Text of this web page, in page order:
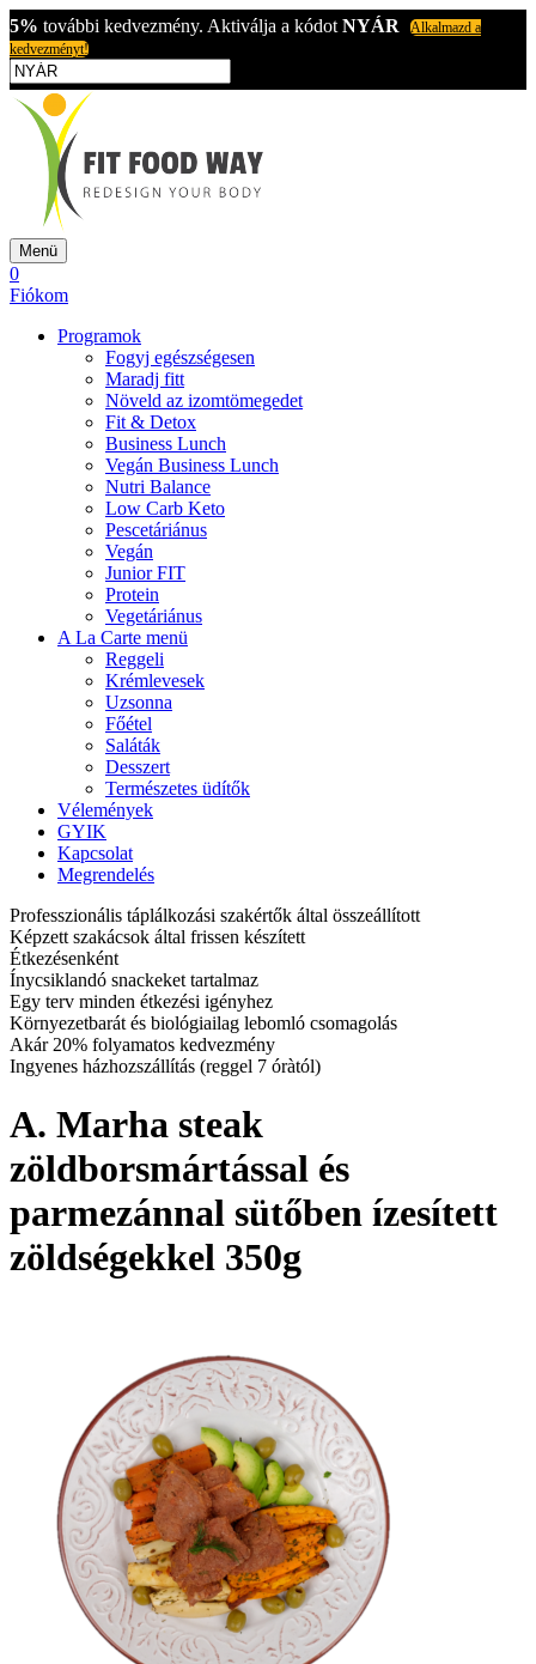
5% további kedvezmény. Aktiválja a kódot NYÁR
Alkalmazd a
kedvezményt!
Menü
0
Fiókom
Programok
Fogyj egészségesen
Maradj fitt
Növeld az izomtömegedet
Fit & Detox
Business Lunch
Vegán Business Lunch
Nutri Balance
Low Carb Keto
Pescetáriánus
Vegán
Junior FIT
Protein
Vegetáriánus
A La Carte menü
Reggeli
Krémlevesek
Uzsonna
Főétel
Saláták
Desszert
Természetes üdítők
Vélemények
GYIK
Kapcsolat
Megrendelés
Professzionális táplálkozási szakértők által összeállított
Képzett szakácsok által frissen készített
Étkezésenként
Ínycsiklandó snackeket tartalmaz
Egy terv minden étkezési igényhez
Környezetbarát és biológiailag lebomló csomagolás
Akár 20% folyamatos kedvezmény
Ingyenes házhozszállítás (reggel 7 óràtól)
A. Marha steak
zöldborsmártással és
parmezánnal sütőben ízesített
zöldségekkel 350g